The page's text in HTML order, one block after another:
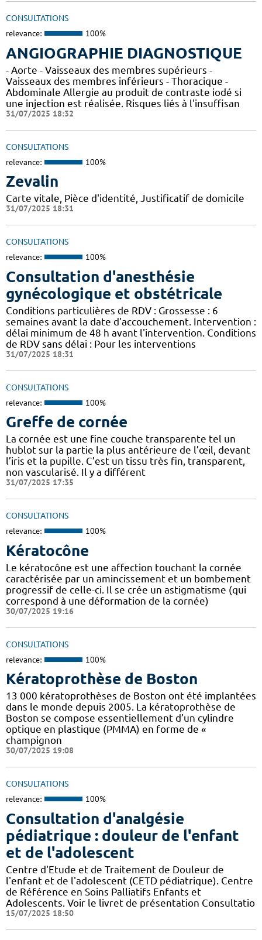
CONSULTATIONS
relevance: 100%
ANGIOGRAPHIE DIAGNOSTIQUE
- Aorte - Vaisseaux des membres supérieurs -
Vaisseaux des membres inférieurs - Thoracique -
Abdominale Allergie au produit de contraste iodé si
une injection est réalisée. Risques liés à l'insuffisan
31/07/2025 18:32
CONSULTATIONS
relevance: 100%
Zevalin
Carte vitale, Pièce d'identité, Justificatif de domicile
31/07/2025 18:31
CONSULTATIONS
relevance: 100%
Consultation d'anesthésie
gynécologique et obstétricale
Conditions particulières de RDV : Grossesse : 6
semaines avant la date d'accouchement. Intervention :
délai minimum de 48 h avant l'intervention. Conditions
de RDV sans délai : Pour les interventions
31/07/2025 18:31
CONSULTATIONS
relevance: 100%
Greffe de cornée
La cornée est une fine couche transparente tel un
hublot sur la partie la plus antérieure de l’œil, devant
l’iris et la pupille. C’est un tissu très fin, transparent,
non vascularisé. Il y a différent
31/07/2025 17:35
CONSULTATIONS
relevance: 100%
Kératocône
Le kératocône est une affection touchant la cornée
caractérisée par un amincissement et un bombement
progressif de celle-ci. Il se crée un astigmatisme (qui
correspond à une déformation de la cornée)
30/07/2025 19:16
CONSULTATIONS
relevance: 100%
Kératoprothèse de Boston
13 000 kératoprothèses de Boston ont été implantées
dans le monde depuis 2005. La kératoprothèse de
Boston se compose essentiellement d’un cylindre
optique en plastique (PMMA) en forme de «
champignon
30/07/2025 19:08
CONSULTATIONS
relevance: 100%
Consultation d'analgésie
pédiatrique : douleur de l'enfant
et de l'adolescent
Centre d'Etude et de Traitement de Douleur de
l'enfant et de l'adolescent (CETD pédiatrique). Centre
de Référence en Soins Palliatifs Enfants et
Adolescents. Voir le livret de présentation Consultatio
15/07/2025 18:50